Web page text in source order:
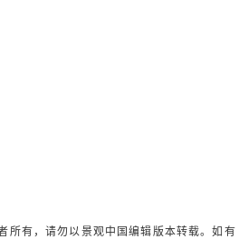
所有，请勿以景观中国编辑版本转载。如有